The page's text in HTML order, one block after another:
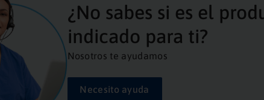
¿No sabes si es el
indicado para ti?
Nosotros te ayudamos
Necesito ayuda